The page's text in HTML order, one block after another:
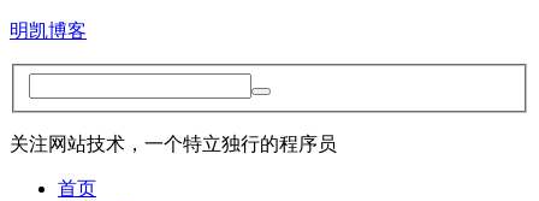
明凯博客
关注网站技术，一个特立独行的程序员
首页